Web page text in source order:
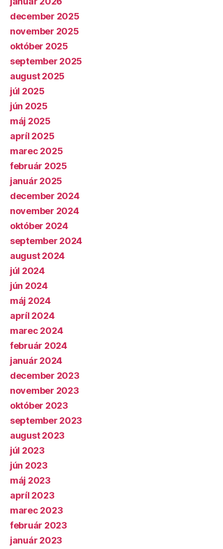
december 2025
november 2025
október 2025
september 2025
august 2025
júl 2025
jún 2025
máj 2025
apríl 2025
marec 2025
február 2025
január 2025
december 2024
november 2024
október 2024
september 2024
august 2024
júl 2024
jún 2024
máj 2024
apríl 2024
marec 2024
február 2024
január 2024
december 2023
november 2023
október 2023
september 2023
august 2023
júl 2023
jún 2023
máj 2023
apríl 2023
marec 2023
február 2023
január 2023